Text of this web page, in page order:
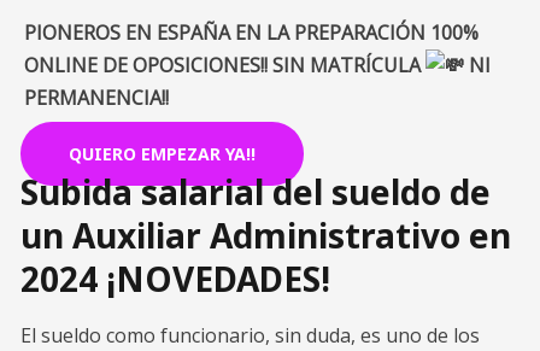
PIONEROS EN ESPAÑA EN LA PREPARACIÓN 100%
ONLINE DE OPOSICIONES!! SIN MATRÍCULA
NI
PERMANENCIA!!
QUIERO EMPEZAR YA!!
Subida salarial del sueldo de
un Auxiliar Administrativo en
2024 ¡NOVEDADES!
El sueldo como funcionario, sin duda, es uno de los